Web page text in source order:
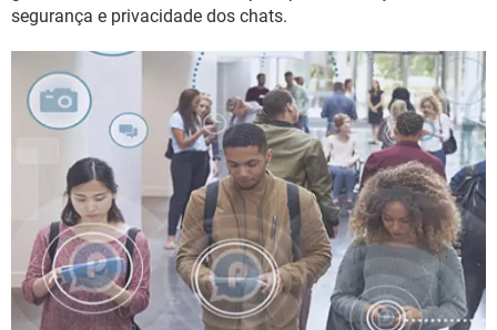
GUIA DE COMPRAS
segurança e privacidade dos chats.